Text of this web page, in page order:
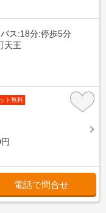
ス:18分:停歩5分
天王
ト無料
電話で問合せ